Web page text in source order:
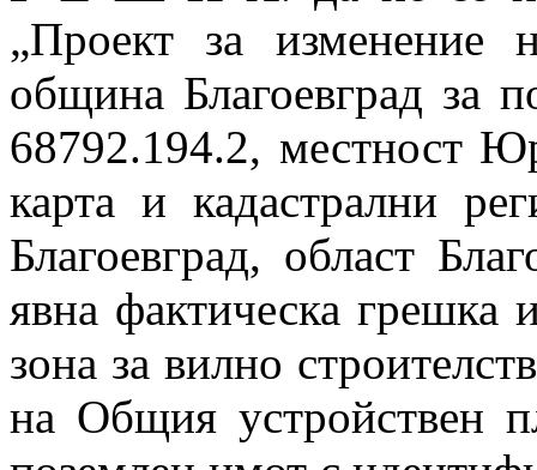
„Проект за
община Благоевград за
68792.194.2, местност
карта и кадастрални
Благоевград, област
явна фактическа грешка
зона за вилно
на Общия устройствен